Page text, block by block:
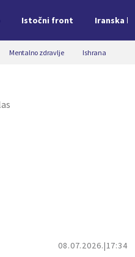
Istočni front Iranska
Mentalno zdravlje Ishrana
08.07.2026. 17:34